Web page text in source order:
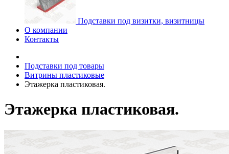
Подставки под визитки, визитницы
О компании
Контакты
Подставки под товары
Витрины пластиковые
Этажерка пластиковая.
Этажерка пластиковая.